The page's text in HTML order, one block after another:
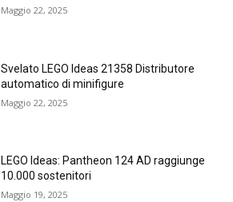
Maggio 22, 2025
Svelato LEGO Ideas 21358 Distributore
automatico di minifigure
Maggio 22, 2025
LEGO Ideas: Pantheon 124 AD raggiunge
10.000 sostenitori
Maggio 19, 2025